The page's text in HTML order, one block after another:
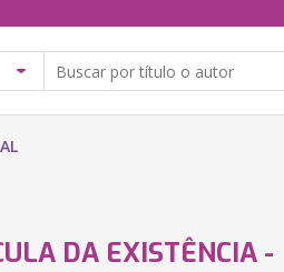
DA EXISTÊNCIA -